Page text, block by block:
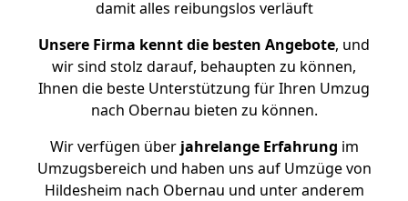
damit alles reibungslos verläuft
Unsere Firma kennt die besten Angebote, und
wir sind stolz darauf, behaupten zu können,
Ihnen die beste Unterstützung für Ihren Umzug
nach Obernau bieten zu können.
Wir verfügen überjahrelange Erfahrung im
Umzugsbereich und haben uns auf Umzüge von
Hildesheim nach Obernau und unter anderem